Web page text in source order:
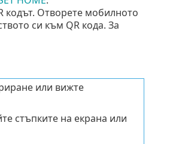
кодът. Отворете мобилното
си към QR кода. За
или вижте
стъпките на екрана или